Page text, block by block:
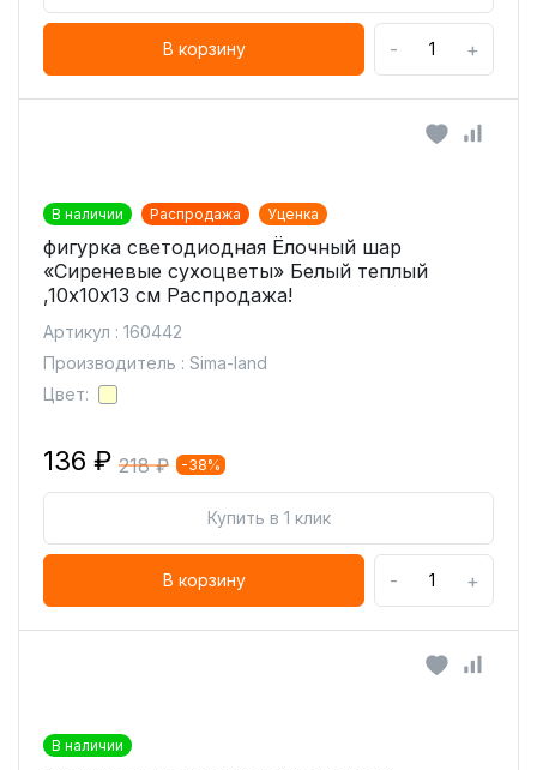
В корзину - +
В наличии Распродажа Уценка
фигурка светодиодная Ёлочный шар
«Сиреневые сухоцветы» Белый теплый
,10х10х13 см Распродажа!
Артикул : 160442
Производитель : Sima-land
Цвет:
136 ₽ 218 ₽ -38%
Купить в 1 клик
В корзину - +
В наличии